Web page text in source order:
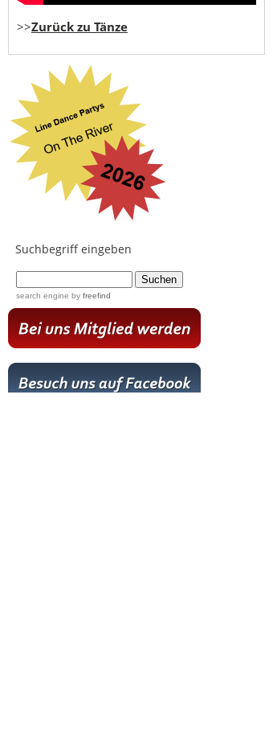
>>Zurück zu Tänze
Suchbegriff eingeben
search engine by freefind